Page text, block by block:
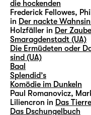
die hockenden
Frederick Fellowes,
in Der nackte
Holzfäller in Der
Smaragdenstadt (UA)
Die Ermüdeten oder
sind (UA)
Baal
Splendid’s
Komödie im Dunkeln
Paul Romanovicz,
Liliencron in Das
Das Dschungelbuch